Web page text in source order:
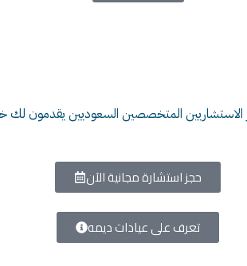
المتخصصين السعوديين يقدمون لك
حجز استشارة مجانية الآن
تعرف على عيادات ديمه